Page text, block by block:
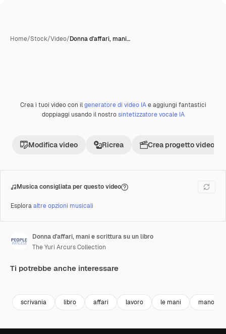
Home/Stock/Video/Donna d'affari, mani…
Premium
Crea i tuoi video con ilgeneratore di video IAe aggiungi fantastici
doppiaggi usando il nostrosintetizzatore vocale IA
Modifica video Ricrea Crea progetto video
Musica consigliata per questo video
Esploraaltre opzioni musicali
Donna d'affari, mani e scrittura su un libro
The Yuri Arcurs Collection
Ti potrebbe anche interessare
scrivania libro affari lavoro le mani mano